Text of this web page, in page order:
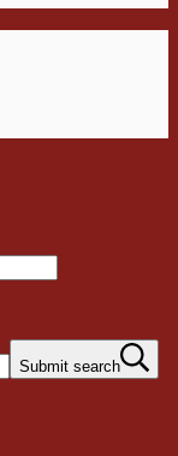
Submit search